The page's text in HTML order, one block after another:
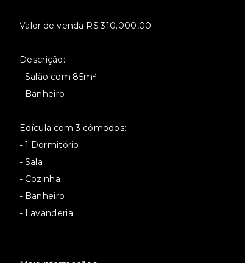
Valor de venda R$ 310.000,00
Descrição:
- Salão com 85m²
- Banheiro
Edícula com 3 cômodos:
- 1 Dormitório
- Sala
- Cozinha
- Banheiro
- Lavanderia